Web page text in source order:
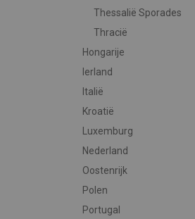
Thessalië Sporades
Thracië
Hongarije
Ierland
Italië
Kroatië
Luxemburg
Nederland
Oostenrijk
Polen
Portugal